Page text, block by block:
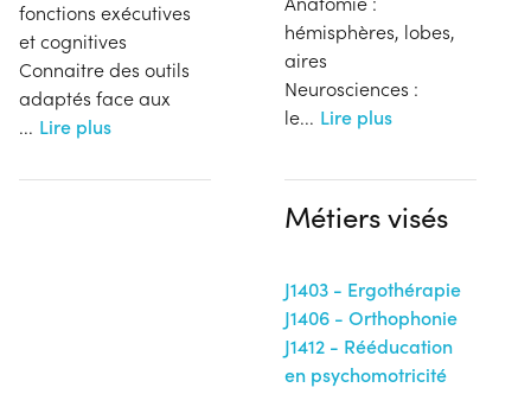
fonctions exécutives
et cognitives
Connaitre des outils
adaptés face aux
... Lire plus
hémisphères, lobes,
aires
Neurosciences :
le... Lire plus
Métiers visés
J1403 - Ergothérapie
J1406 - Orthophonie
J1412 - Rééducation
en psychomotricité